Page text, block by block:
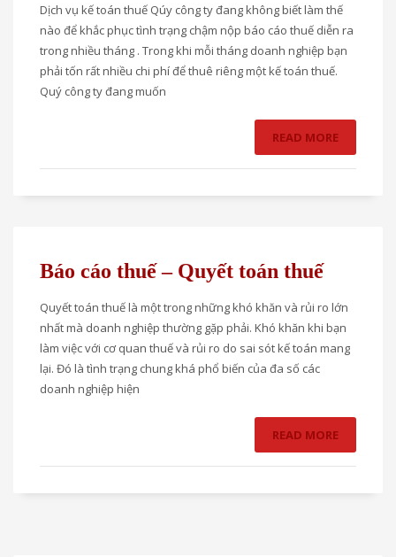
Dịch vụ kế toán thuế Qúy công ty đang không biết làm thế
nào để khắc phục tình trạng chậm nộp báo cáo thuế diễn ra
trong nhiều tháng . Trong khi mỗi tháng doanh nghiệp bạn
phải tốn rất nhiều chi phí để thuê riêng một kế toán thuế.
Quý công ty đang muốn
READ MORE
Báo cáo thuế – Quyết toán thuế
Quyết toán thuế là một trong những khó khăn và rủi ro lớn
nhất mà doanh nghiệp thường gặp phải. Khó khăn khi bạn
làm việc với cơ quan thuế và rủi ro do sai sót kế toán mang
lại. Đó là tình trạng chung khá phổ biến của đa số các
doanh nghiệp hiện
READ MORE